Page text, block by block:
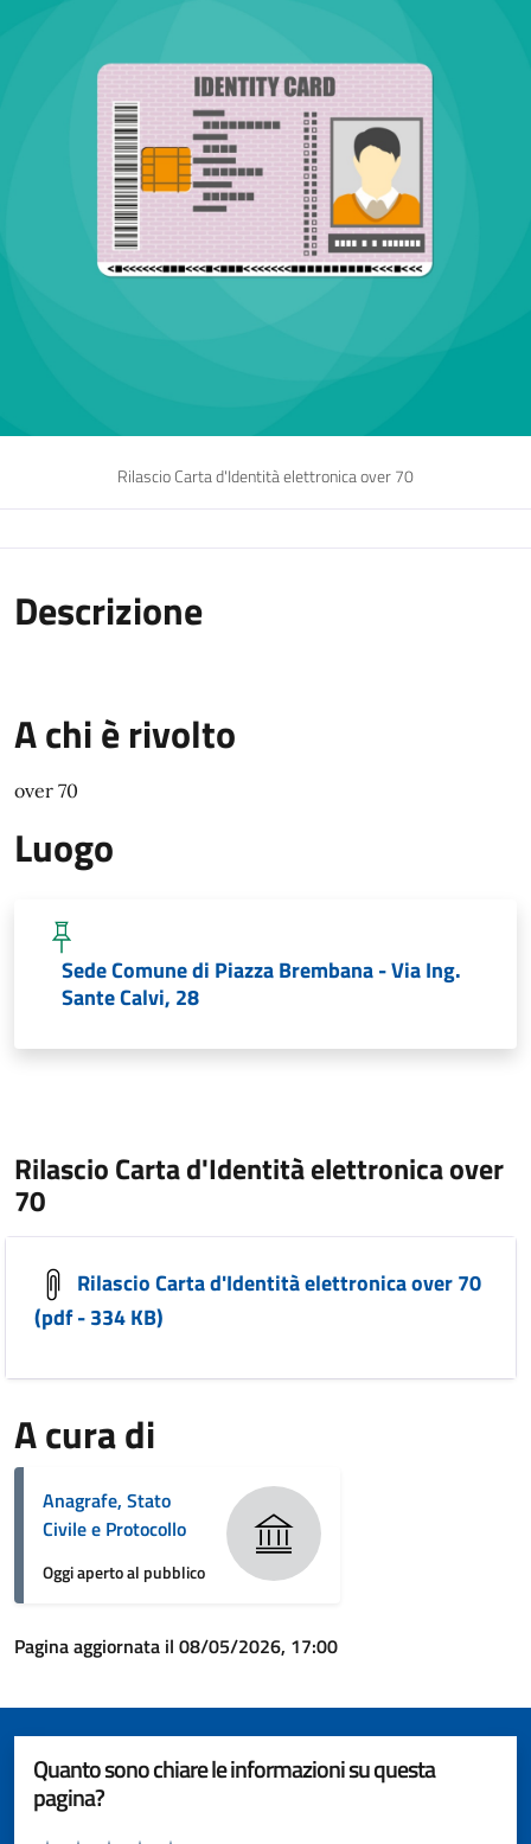
Rilascio Carta d'Identità elettronica over 70
Descrizione
A chi è rivolto
over 70
Luogo
Sede Comune di Piazza Brembana - Via Ing.
Sante Calvi, 28
Rilascio Carta d'Identità elettronica over
70
Rilascio Carta d'Identità elettronica over 70
(pdf - 334 KB)
A cura di
Anagrafe, Stato
Civile e Protocollo
Oggi aperto al pubblico
Pagina aggiornata il 08/05/2026, 17:00
Quanto sono chiare le informazioni su questa
pagina?